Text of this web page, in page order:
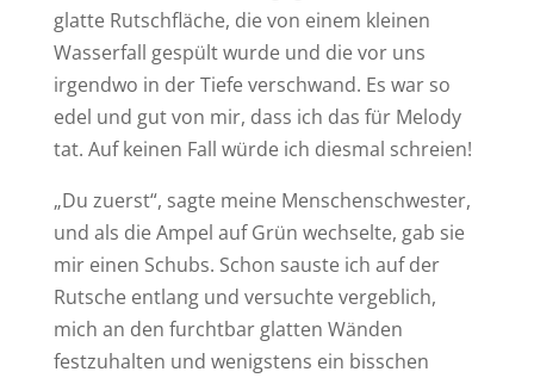
glatte Rutschfläche, die von einem kleinen
Wasserfall gespült wurde und die vor uns
irgendwo in der Tiefe verschwand. Es war so
edel und gut von mir, dass ich das für Melody
tat. Auf keinen Fall würde ich diesmal schreien!
„Du zuerst“, sagte meine Menschenschwester,
und als die Ampel auf Grün wechselte, gab sie
mir einen Schubs. Schon sauste ich auf der
Rutsche entlang und versuchte vergeblich,
mich an den furchtbar glatten Wänden
festzuhalten und wenigstens ein bisschen